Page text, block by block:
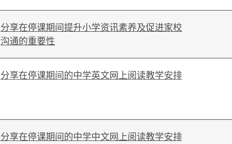
分享在停课期间提升小学资讯素养及促进家校
沟通的重要性
分享在停课期间的中学英文网上阅读教学安排
分享在停课期间的中学中文网上阅读教学安排